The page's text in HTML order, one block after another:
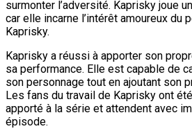
surmonter l’adversité. Kaprisky joue
car elle incarne l’intérêt amoureux du
Kaprisky.
Kaprisky a réussi à apporter son
sa performance. Elle est capable de
son personnage tout en ajoutant son
Les fans du travail de Kaprisky ont
apporté à la série et attendent avec
épisode.